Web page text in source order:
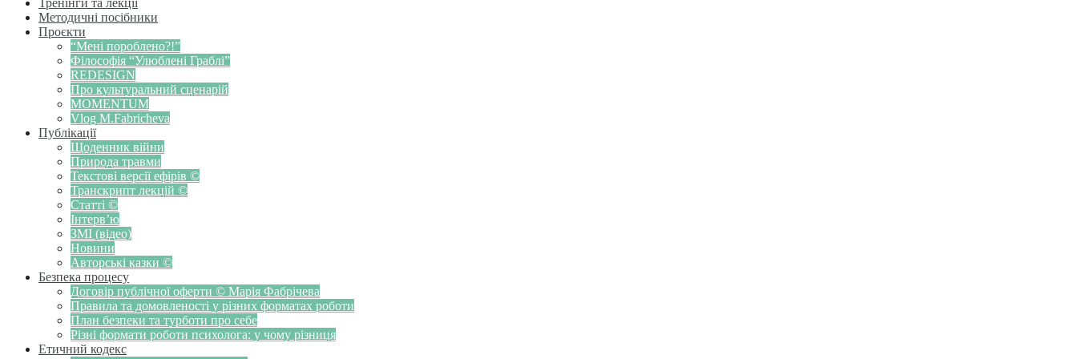
Тренінги та лекції
Методичні посібники
Проєкти
“Мені пороблено?!”
Філософія “Улюблені Граблі”
REDESIGN
Про культуральний сценарій
MOMENTUM
Vlog M.Fabricheva
Публікації
Щоденник війни
Природа травми
Текстові версії ефірів ©
Транскрипт лекцій ©
Статті ©
Інтерв’ю
ЗМІ (відео)
Новини
Авторські казки ©
Безпека процесу
Договір публічної оферти © Марія Фабрічева
Правила та домовленості у різних форматах роботи
План безпеки та турботи про себе
Різні формати роботи психолога: у чому різниця
Етичний кодекс